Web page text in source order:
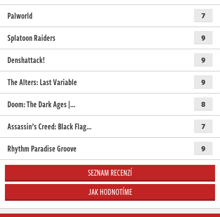
Palworld 7
Splatoon Raiders 9
Denshattack! 9
The Alters: Last Variable 9
Doom: The Dark Ages |… 8
Assassin’s Creed: Black Flag… 7
Rhythm Paradise Groove 9
SEZNAM RECENZÍ
JAK HODNOTÍME